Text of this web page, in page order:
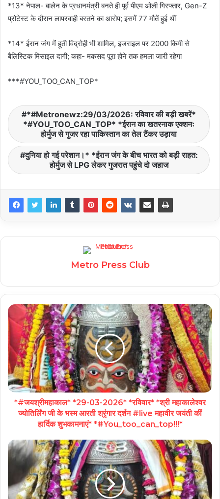
*13* नेपाल- बालेन के प्रधानमंत्री बनते ही पूर्व पीएम ओली गिरफ्तार, Gen-Z
प्रोटेस्ट के दौरान लापरवाही बरतने का आरोप; इसमें 77 मौतें हुई थीं
*14* ईरान जंग में हूती विद्रोही भी शामिल, इजराइल पर 2000 किमी से
बैलिस्टिक मिसाइल दागी; कहा- मकसद पूरा होने तक हमला जारी रहेगा
***#YOU_TOO_CAN_TOP*
*#Metronewz:29/03/2026: रविवार की बड़ी खबरें*
*#YOU_TOO_CAN_TOP* *ईरान का खतरनाक एक्शनः
होर्मुज से गुजर रहा पाकिस्तान का तेल टैंकर उड़ाया
दुनिया हो गई परेशान।* *ईरान जंग के बीच भारत को बड़ी राहत:
होर्मुज से LPG लेकर गुजरात पहुंचे दो जहाज
Metro Press Club
*#जयश्रीमहाकाल* *29-03-2026* *रविवार* *श्री महाकालेश्वर
ज्योतिर्लिंग जी के भस्म आरती श्रृंगार दर्शन #live महावीर जयंती कीं
हार्दिक शुभकामनाएं* *#You_too_can_top!!!*